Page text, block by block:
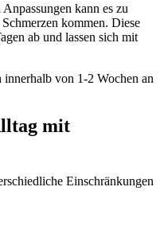
kann es zu
kommen. Diese
ab und lassen sich mit
von 1-2 Wochen an
mit
Einschränkungen